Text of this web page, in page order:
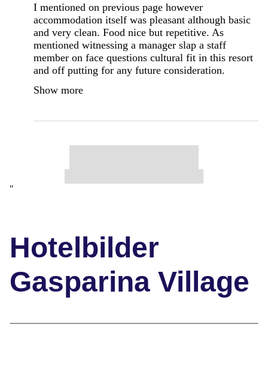
I mentioned on previous page however
accommodation itself was pleasant although basic
and very clean. Food nice but repetitive. As
mentioned witnessing a manager slap a staff
member on face questions cultural fit in this resort
and off putting for any future consideration.
Show more
"
Hotelbilder
Gasparina Village